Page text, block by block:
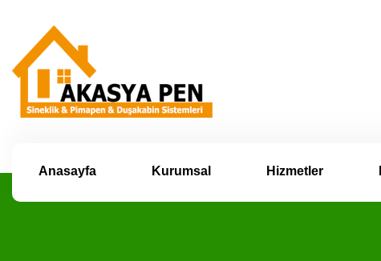
Anasayfa Kurumsal Hizmetler